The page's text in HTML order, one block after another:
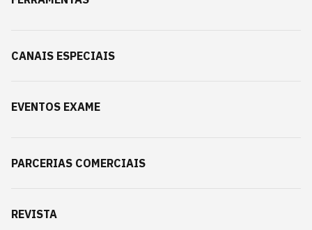
CANAIS ESPECIAIS
EVENTOS EXAME
PARCERIAS COMERCIAIS
REVISTA